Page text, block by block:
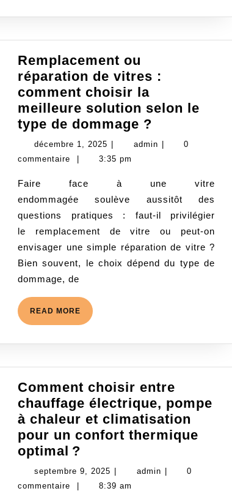
Remplacement ou
réparation de vitres :
comment choisir la
meilleure solution selon le
type de dommage ?
ou
vitres :
comment
choisir
la
meilleure
solution
dommage ?
décembre 1, 2025 décembre
1,
admin admin0
commentaire
3:35 pm
Faire face à une vitre
endommagée soulève aussitôt des
questions pratiques : faut-il privilégier
le remplacement de vitre ou peut-on
envisager une simple réparation de vitre ?
Bien souvent, le choix dépend du type de
dommage, de
READ MORE READ
MORE
Comment choisir entre
chauffage électrique, pompe
à chaleur et climatisation
pour un confort thermique
optimal ?
choisir
entre
septembre 9, 2025 septembre
9,
admin admin0
commentaire
8:39 am